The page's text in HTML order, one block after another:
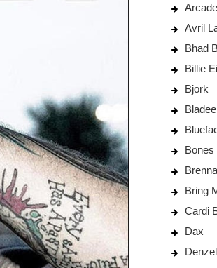
Avril
Bhad
Billie
Bjork
Bladee
Bones
Bring
Cardi
Dax